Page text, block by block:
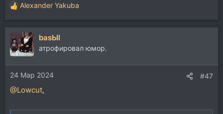
Р
е
а
к
ц
и
и
:
Alexander Yakuba
basЫl
атрофировал юмор.
24 Мар 2024 #47
@Lowcut,